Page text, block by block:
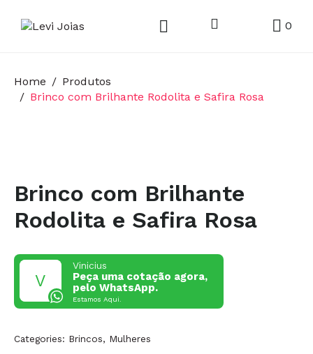
0
Home
Produtos
Brinco com Brilhante Rodolita e Safira Rosa
Brinco com Brilhante
Rodolita e Safira Rosa
Vinicius
Peça uma cotação agora,
pelo WhatsApp.
Estamos Aqui.
Categories: Brincos, Mulheres